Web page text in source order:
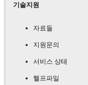
기술지원
자료들
지원문의
서비스 상태
헬프파일